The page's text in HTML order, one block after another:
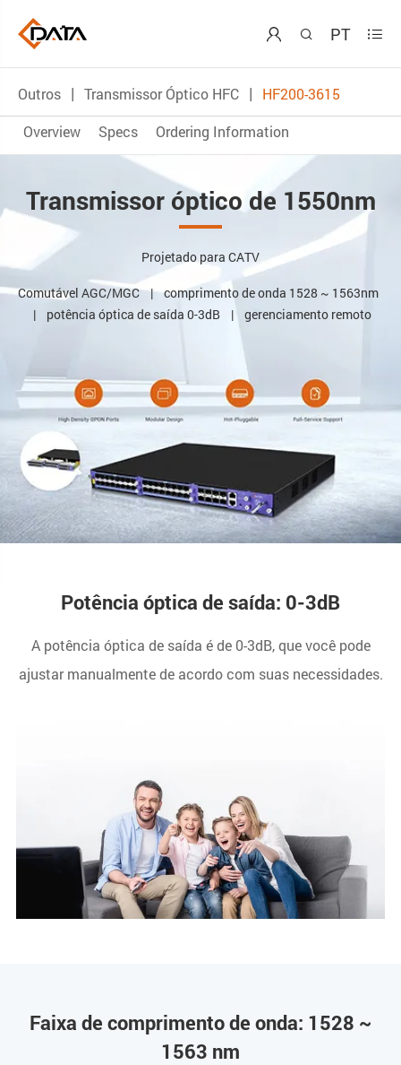
  PT 
Outros Transmissor Óptico HFC
HF200-3615
Overview
Specs Ordering Information
Transmissor óptico de 1550nm
Projetado para CATV
Comutável AGC/MGC | comprimento de onda 1528 ~ 1563nm
| potência óptica de saída 0-3dB | gerenciamento remoto
Potência óptica de saída: 0-3dB
A potência óptica de saída é de 0-3dB, que você pode
ajustar manualmente de acordo com suas necessidades.
Faixa de comprimento de onda: 1528 ~
1563 nm